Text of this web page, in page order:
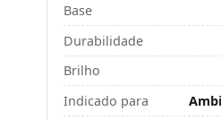
Base
Durabilidade
Brilho
Indicado para